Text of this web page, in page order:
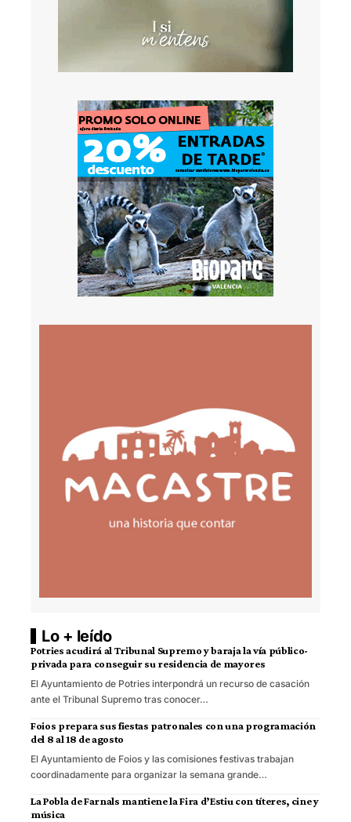
Lo + leído
Potries acudirá al Tribunal Supremo y baraja la vía público-
privada para conseguir su residencia de mayores
El Ayuntamiento de Potries interpondrá un recurso de casación
ante el Tribunal Supremo tras conocer…
Foios prepara sus fiestas patronales con una programación
del 8 al 18 de agosto
El Ayuntamiento de Foios y las comisiones festivas trabajan
coordinadamente para organizar la semana grande…
La Pobla de Farnals mantiene la Fira d’Estiu con títeres, cine y
música